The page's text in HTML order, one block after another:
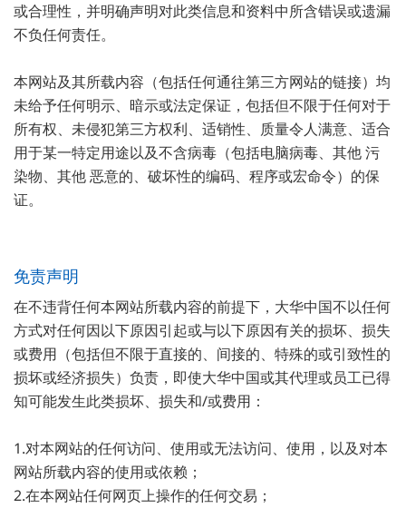
或合理性，并明确声明对此类信息和资料中所含错误或遗漏
不负任何责任。
本网站及其所载内容（包括任何通往第三方网站的链接）均
未给予任何明示、暗示或法定保证，包括但不限于任何对于
所有权、未侵犯第三方权利、适销性、质量令人满意、适合
用于某一特定用途以及不含病毒（包括电脑病毒、其他 污
染物、其他 恶意的、破坏性的编码、程序或宏命令）的保
证。
免责声明
在不违背任何本网站所载内容的前提下，大华中国不以任何
方式对任何因以下原因引起或与以下原因有关的损坏、损失
或费用（包括但不限于直接的、间接的、特殊的或引致性的
损坏或经济损失）负责，即使大华中国或其代理或员工已得
知可能发生此类损坏、损失和/或费用：
1.对本网站的任何访问、使用或无法访问、使用，以及对本
网站所载内容的使用或依赖；
2.在本网站任何网页上操作的任何交易；